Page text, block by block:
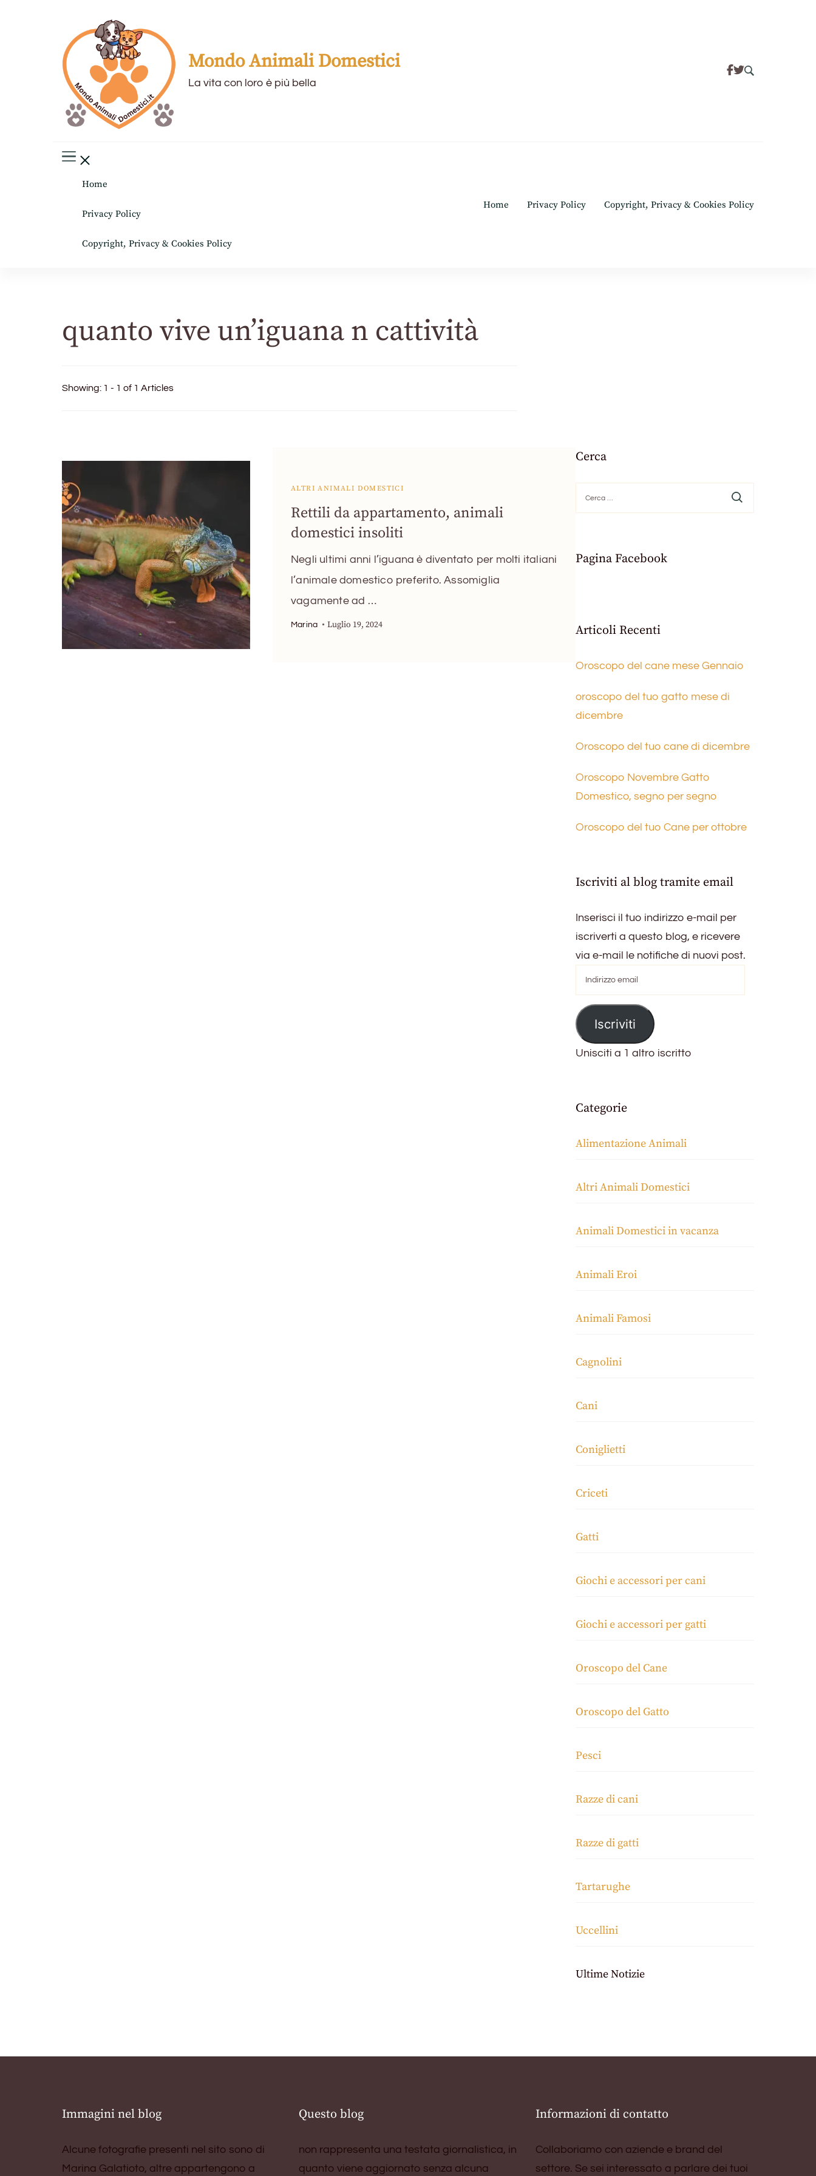
Mondo Animali Domestici
La vita con loro è più bella
Home
Privacy Policy
Copyright, Privacy & Cookies Policy
Home Privacy Policy Copyright, Privacy & Cookies Policy
quanto vive un’iguana n cattività
Showing: 1 - 1 of 1 Articles
ALTRI ANIMALI DOMESTICI
Rettili da appartamento, animali
domestici insoliti
Negli ultimi anni l’iguana è diventato per molti italiani
l’animale domestico preferito. Assomiglia
vagamente ad …
Marina Luglio 19, 2024
Cerca
per:
Pagina Facebook
Articoli Recenti
Oroscopo del cane mese Gennaio
oroscopo del tuo gatto mese di
dicembre
Oroscopo del tuo cane di dicembre
Oroscopo Novembre Gatto
Domestico, segno per segno
Oroscopo del tuo Cane per ottobre
Iscriviti al blog tramite email
Inserisci il tuo indirizzo e-mail per
iscriverti a questo blog, e ricevere
via e-mail le notifiche di nuovi post.
email
Iscriviti
Unisciti a 1 altro iscritto
Categorie
Alimentazione Animali
Altri Animali Domestici
Animali Domestici in vacanza
Animali Eroi
Animali Famosi
Cagnolini
Cani
Coniglietti
Criceti
Gatti
Giochi e accessori per cani
Giochi e accessori per gatti
Oroscopo del Cane
Oroscopo del Gatto
Pesci
Razze di cani
Razze di gatti
Tartarughe
Uccellini
Ultime Notizie
Immagini nel blog
Alcune fotografie presenti nel sito sono di
Marina Galatioto, altre appartengono a
Questo blog
non rappresenta una testata giornalistica, in
quanto viene aggiornato senza alcuna
Informazioni di contatto
Collaboriamo con aziende e brand del
settore. Se sei interessato a parlare dei tuoi